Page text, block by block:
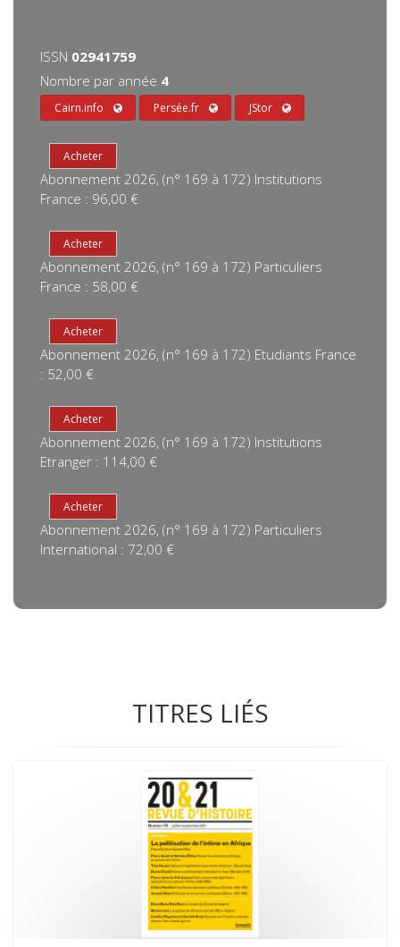
ISSN 02941759
Nombre par année 4
Cairn.info Persée.fr JStor
Abonnement 2026, (n° 169 à 172) Institutions
France : 96,00 €
Abonnement 2026, (n° 169 à 172) Particuliers
France : 58,00 €
Abonnement 2026, (n° 169 à 172) Etudiants France
: 52,00 €
Abonnement 2026, (n° 169 à 172) Institutions
Etranger : 114,00 €
Abonnement 2026, (n° 169 à 172) Particuliers
International : 72,00 €
TITRES LIÉS